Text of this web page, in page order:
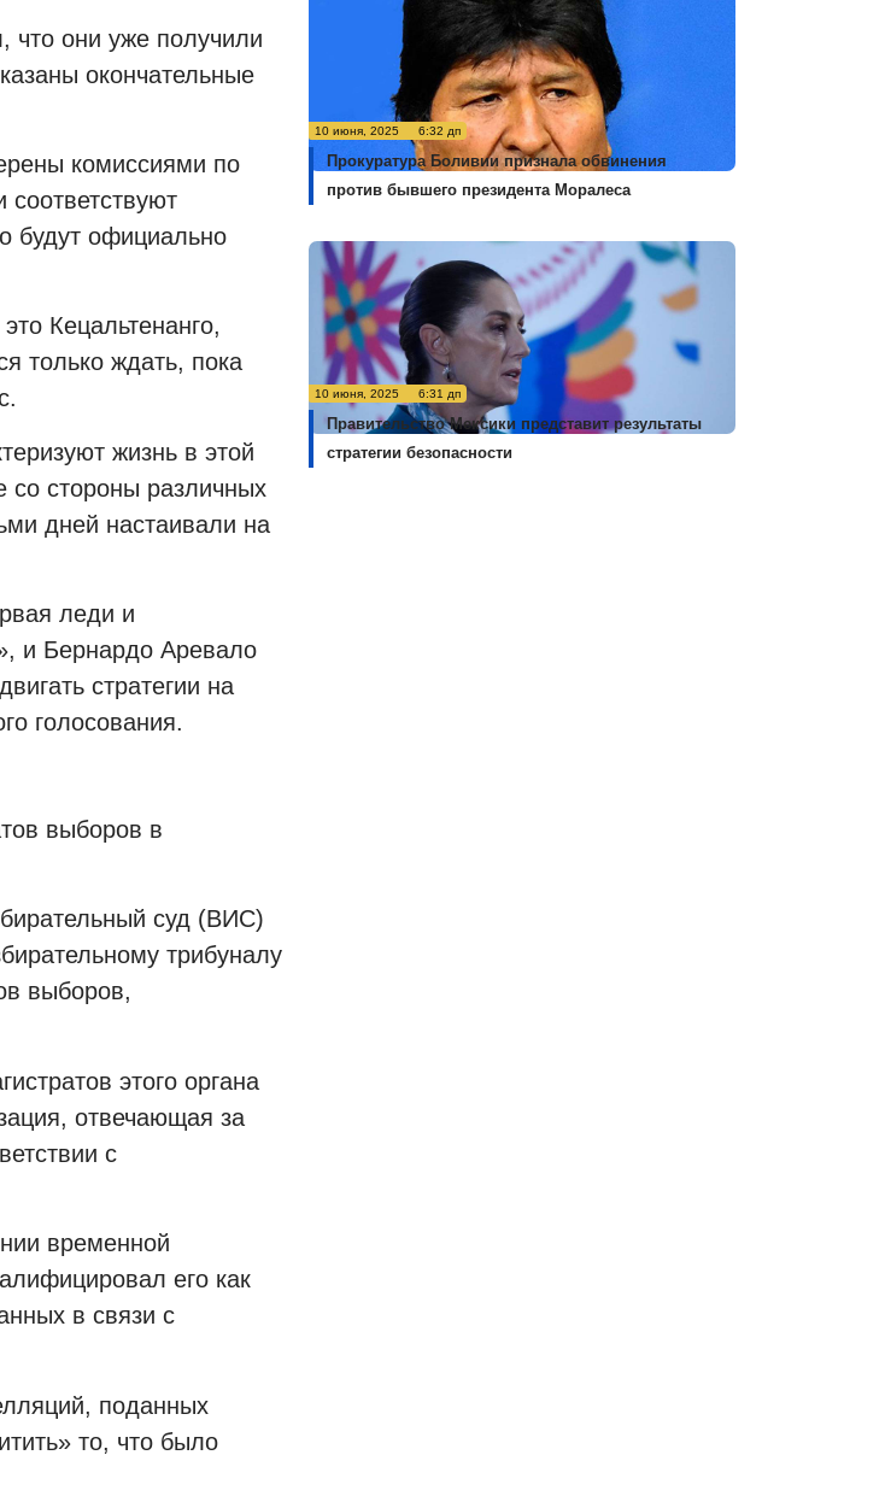
что они уже получили
окончательные
комиссиями по
будут официально
Кецальтенанго,
только ждать, пока
жизнь в этой
со стороны различных
дней настаивали на
леди и
и Бернардо Аревало
стратегии на
голосования.
выборов в
суд (ВИС)
трибуналу
выборов,
этого органа
отвечающая за
с
временной
его как
в связи с
поданных
то, что было
10 июня, 2025 6:32 дп
Прокуратура Боливии признала обвинения
против бывшего президента Моралеса
10 июня, 2025 6:31 дп
Правительство Мексики представит результаты
стратегии безопасности